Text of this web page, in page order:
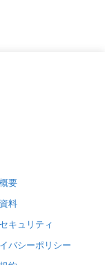
要
料
キュリティ
バシーポリシー